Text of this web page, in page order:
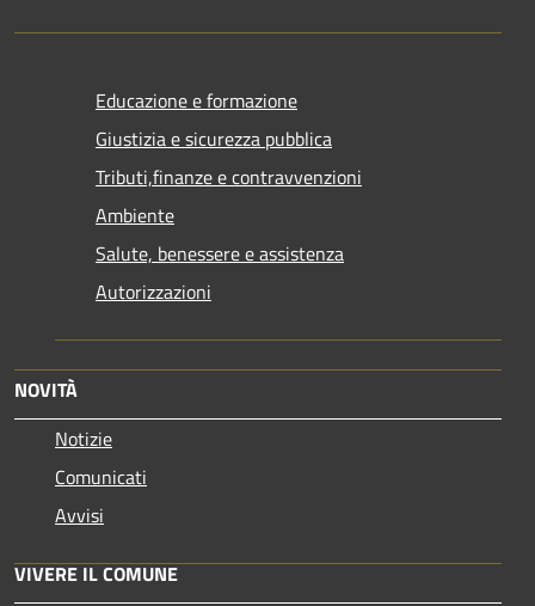
Educazione e formazione
Giustizia e sicurezza pubblica
Tributi,finanze e contravvenzioni
Ambiente
Salute, benessere e assistenza
Autorizzazioni
NOVITÀ
Notizie
Comunicati
Avvisi
VIVERE IL COMUNE